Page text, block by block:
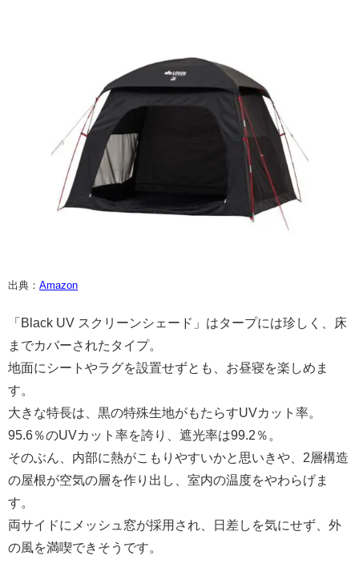
出典： Amazon
「Black UV スクリーンシェード」はタープには珍しく、床
までカバーされたタイプ。
地面にシートやラグを設置せずとも、お昼寝を楽しめま
す。
大きな特長は、黒の特殊生地がもたらすUVカット率。
95.6％のUVカット率を誇り、遮光率は99.2％。
そのぶん、内部に熱がこもりやすいかと思いきや、2層構造
の屋根が空気の層を作り出し、室内の温度をやわらげま
す。
両サイドにメッシュ窓が採用され、日差しを気にせず、外
の風を満喫できそうです。